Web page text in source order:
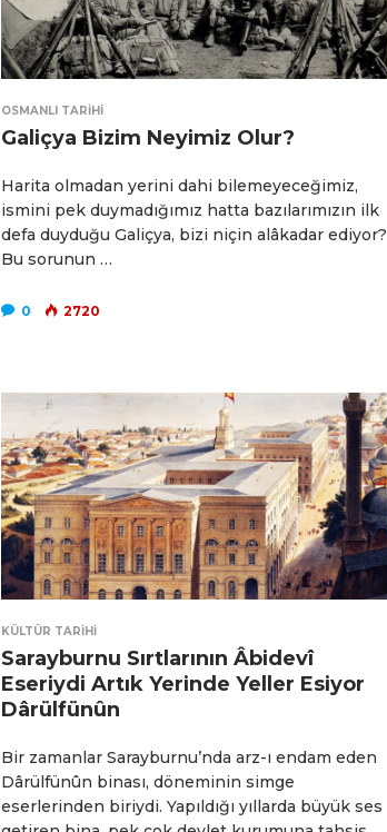
OSMANLI TARIHI
Galiçya Bizim Neyimiz Olur?
Harita olmadan yerini dahi bilemeyeceğimiz,
ismini pek duymadığımız hatta bazılarımızın ilk
defa duyduğu Galiçya, bizi niçin alâkadar ediyor?
Bu sorunun …
0 2720
KÜLTÜR TARIHI
Sarayburnu Sırtlarının Âbidevî
Eseriydi Artık Yerinde Yeller Esiyor
Dârülfünûn
Bir zamanlar Sarayburnu’nda arz-ı endam eden
Dârülfünûn binası, döneminin simge
eserlerinden biriydi. Yapıldığı yıllarda büyük ses